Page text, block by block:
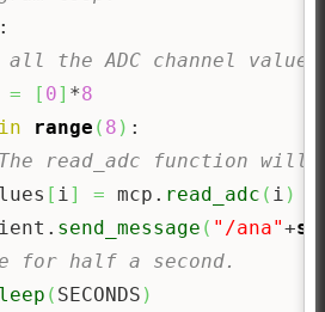
:
all the ADC channel
= [ 0] *8
in range ( 8 ) :
read_adc function
[ i] = mcp. read_adc ( i )
send_message ( "/ana"+
for half a second.
( SECONDS )